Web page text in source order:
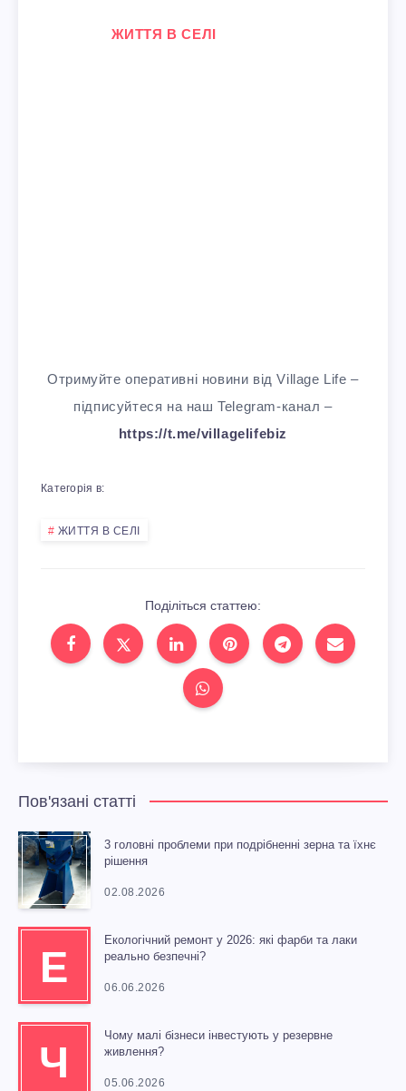
У зв'язку з тим, що
ЖИТТЯ В СЕЛІ
Отримуйте оперативні новини від Village Life –
підписуйтеся на наш Telegram-канал –
https://t.me/villagelifebiz
Категорія в:
ЖИТТЯ В СЕЛІ
Поділіться статтею:
Пов'язані статті
3 головні проблеми при подрібненні зерна та їхнє
рішення
02.08.2026
Е
Екологічний ремонт у 2026: які фарби та лаки
реально безпечні?
06.06.2026
Ч
Чому малі бізнеси інвестують у резервне
живлення?
05.06.2026